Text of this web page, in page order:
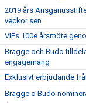
2019 års
veckor sen
VIFs 100e årsmöte
Bragge och Budo
engagemang
Exklusivt erbjudande
Bragge o Budo